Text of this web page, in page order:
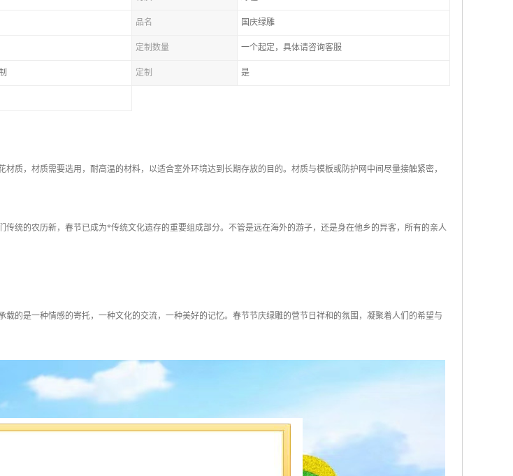
品名 国庆绿雕
定制数量 一个起定，具体请咨询客服
定制 是
质，材质需要选用，耐高温的材料，以适合室外环境达到长期存放的目的。材质与模板或防护网中间尽量接触紧密，
传统的农历新，春节已成为*传统文化遗存的重要组成部分。不管是远在海外的游子，还是身在他乡的异客，所有的亲人
载的是一种情感的寄托，一种文化的交流，一种美好的记忆。春节节庆绿雕的营节日祥和的氛围，凝聚着人们的希望与